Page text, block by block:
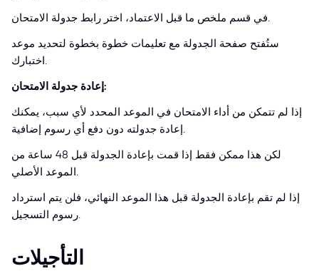
في قسم ملخص ما قبل الاعتماد، اختر رابط جدولة الامتحان.
ستُفتح صفحة الجدولة مع تعليمات خطوة بخطوة لتحديد موعد
اختبارك.
إعادة جدولة الامتحان:
إذا لم تتمكن من أداء الامتحان في الموعد المحدد لأي سبب، يمكنك
إعادة جدولته دون دفع أي رسوم إضافية.
لكن هذا ممكن فقط إذا قمت بإعادة الجدولة قبل 48 ساعة من
الموعد الأصلي.
إذا لم تقم بإعادة الجدولة قبل هذا الموعد النهائي، فلن يتم استرداد
رسوم التسجيل.
التأجيلات